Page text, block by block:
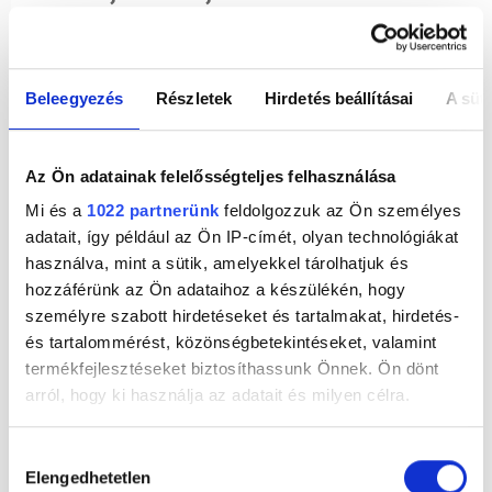
Beleegyezés Részletek Hirdetés beállításai A
Az Ön adatainak felelősségteljes felhasználása
Mi és a 1022 partnerünk feldolgozzuk az Ön személyes
adatait, így például az Ön IP-címét, olyan technológiákat
használva, mint a sütik, amelyekkel tárolhatjuk és
hozzáférünk az Ön adataihoz a készülékén, hogy
személyre szabott hirdetéseket és tartalmakat, hirdetés-
és tartalommérést, közönségbetekintéseket, valamint
termékfejlesztéseket biztosíthassunk Önnek. Ön dönt
arról, hogy ki használja az adatait és milyen célra.
Információgyűjtés az Ön földrajzi
kiválasztása
Elengedhetetlen
Legutóbbi albumai, a hatszoros platinalemez
a Puerto Rico-i zenész vadonatúj zenei anyaggal
tért vissza. Az új „Ozutochi“ címet viselő lemez
előfutára a „Depimada”, amelyhez már klip is